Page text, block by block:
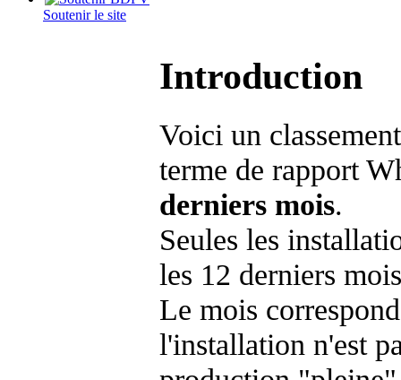
Soutenir le site
Introduction
Voici un
terme de rapport
derniers mois.
Seules les
les 12 derniers
Le mois
l'installation n'est